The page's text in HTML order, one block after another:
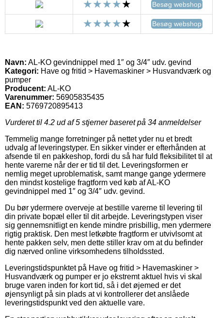
Besøg webshop
Besøg webshop
Navn: AL-KO gevindnippel med 1″ og 3/4″ udv. gevind
Kategori: Have og fritid > Havemaskiner > Husvandværk og
pumper
Producent: AL-KO
Varenummer: 56905835435
EAN: 5769720895413
Vurderet til 4.2 ud af 5 stjerner baseret på 34 anmeldelser
Temmelig mange forretninger på nettet yder nu et bredt
udvalg af leveringstyper. En sikker vinder er efterhånden at
afsende til en pakkeshop, fordi du så har fuld fleksibilitet til at
hente varerne når der er tid til det. Leveringsformen er
nemlig meget uproblematisk, samt mange gange ydermere
den mindst kostelige fragtform ved køb af AL-KO
gevindnippel med 1″ og 3/4″ udv. gevind.
Du bør ydermere overveje at bestille varerne til levering til
din private bopæl eller til dit arbejde. Leveringstypen viser
sig gennemsnitligt en kende mindre prisbillig, men ydermere
rigtig praktisk. Den mest letkøbte fragtform er utvivlsomt at
hente pakken selv, men dette stiller krav om at du befinder
dig nærved online virksomhedens tilholdssted.
Leveringstidspunktet på Have og fritid > Havemaskiner >
Husvandværk og pumper er jo ekstremt aktuel hvis vi skal
bruge varen inden for kort tid, så i det øjemed er det
øjensynligt på sin plads at vi kontrollerer det anslåede
leveringstidspunkt ved den aktuelle vare.